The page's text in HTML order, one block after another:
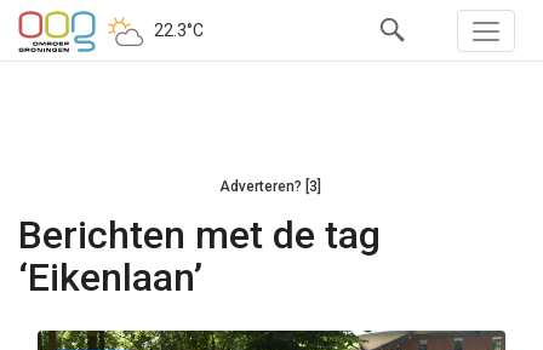
22.3°C
Adverteren? [3]
Berichten met de tag
‘Eikenlaan’